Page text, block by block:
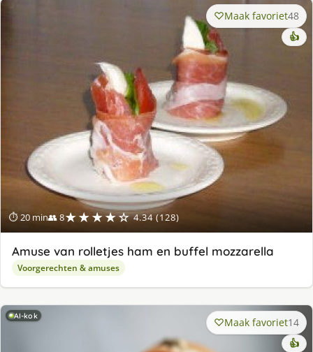
⏱ 20 min👥 8★★★★☆ 4.34 (128)
Maak favoriet48
👍
Amuse van rolletjes ham en buffel mozzarella
Voorgerechten & amuses
AI-kok Maak favoriet14
👍